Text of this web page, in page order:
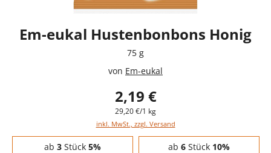
Em-eukal Hustenbonbons Honig
75 g
von Em-eukal
2,19 €
29,20 €/1 kg
inkl. MwSt., zzgl. Versand
Staffelpreise - Mengenrabatt
ab 3Stück 5% ab 6Stück 10%